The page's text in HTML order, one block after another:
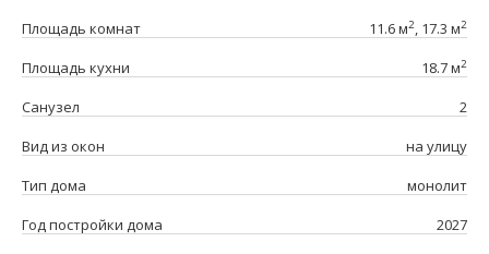
Площадь комнат 11.6 м2, 17.3 м2
Площадь кухни 18.7 м2
Санузел
2
Вид из окон
на улицу
Тип дома
монолит
Год постройки дома
2027